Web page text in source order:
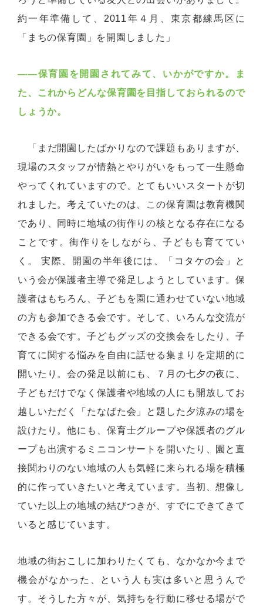
約一年準備して、2011年４月、東京都練馬区に
「まちの保育園」を開園しました」
――保育園を開園されてみて、いかがですか。ま
た、これからどんな保育園を目指しておられるので
しょうか。
「まだ開園したばかりなので課題もありますが、
現場のスタッフが情熱とやりがいをもって一生懸命
やってくれていますので、とてもいいスタートが切
れました。考えていたのは、この保育園は教育機関
であり、同時に地域の街作りの核となる存在になる
ことです。街作りをしながら、子どもも育ててい
く。 実際、開園の半年後には、「コタケの会」と
いう会が保護者主導で発足しようとしています。保
護者はもちろん、子どもを園に通わせていない地域
の方も参加できる会です。そして、いろんな交流が
できる会です。子どもグッズの交換会をしたり、子
育てに関する悩みを自由に話せる集まりを定期的に
開いたり。会の発足以前にも、７月の七夕の夜に、
子どもだけでなく保護者や地域の人にも開放してお
越しいただく「たなばた会」と題した夕涼みの場を
設けたり。他にも、保育士グループや保護者のグル
ープも出演するミニコンサートを開いたり、園と直
接関わりのない地域の人も気軽に来られる場を積極
的に作っていきたいと考えています。当初、想像し
ていた以上の地域の結びつきが、すでにできてきて
いると感じています。
地域の街おこしに加わりたくても、なかなか今まで
機会がなかった、という人も実は多いと思うんで
す。そうした方々が、気持ちを行動に移せる場がで